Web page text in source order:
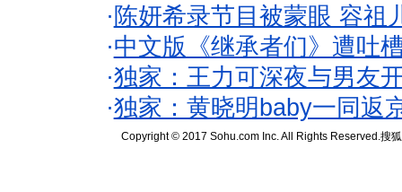
· 陈妍希录节目被蒙眼 容祖
·中文版《继承者们》遭吐
·独家：王力可深夜与男友
·独家：黄晓明baby一同返
Copyright © 2017 Sohu.com Inc. All Rights Reserved.搜